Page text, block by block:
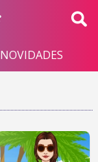
NOVIDADES